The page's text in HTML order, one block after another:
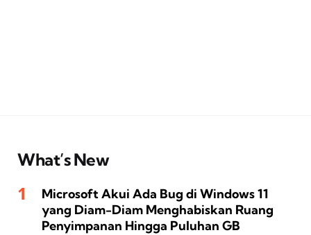
What’s New
Microsoft Akui Ada Bug di Windows 11
yang Diam-Diam Menghabiskan Ruang
Penyimpanan Hingga Puluhan GB